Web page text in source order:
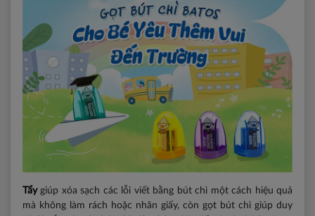
Tẩygiúp xóa sạch các lỗi viết bằng bút chì một cách hiệu quả
mà không làm rách hoặc nhăn giấy, còn gọt bút chì giúp duy